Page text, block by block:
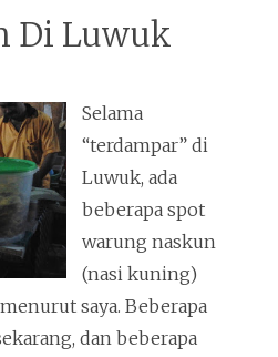
Di Luwuk
Selama
“terdampar” di
Luwuk, ada
beberapa spot
warung naskun
(nasi kuning)
saya. Beberapa
dan beberapa